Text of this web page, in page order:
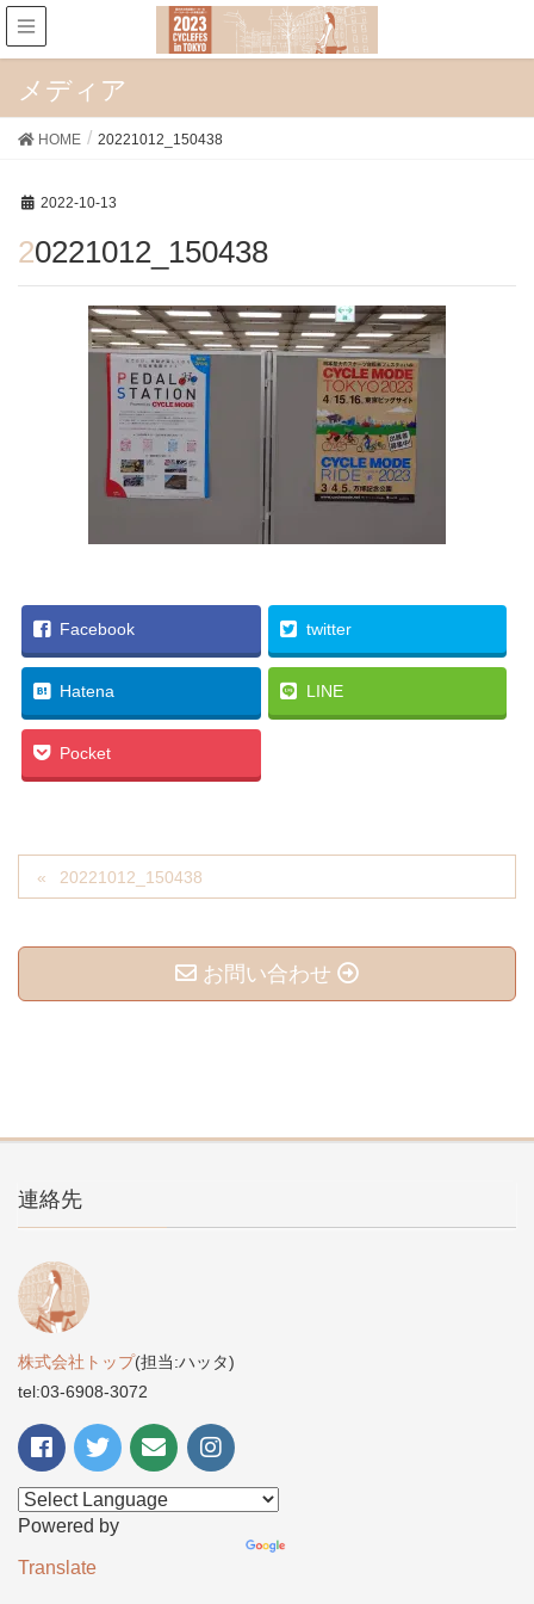
メディア
HOME 20221012_150438
2022-10-13
20221012_150438
Facebook twitter
Hatena LINE
Pocket
20221012_150438
お問い合わせ
連絡先
株式会社トップ(担当:ハッタ)
tel:03-6908-3072
Powered by
Translate